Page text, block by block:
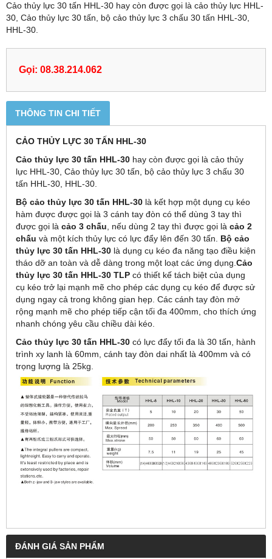
Cảo thủy lực 30 tấn HHL-30 hay còn được gọi là cảo thủy lực HHL-
30, Cảo thủy lực 30 tấn, bộ cảo thủy lực 3 chấu 30 tấn HHL-30,
HHL-30.
Gọi: 08.38.214.062
THÔNG TIN CHI TIẾT
CẢO THỦY LỰC 30 TẤN HHL-30
Cảo thủy lực 30 tấn HHL-30 hay còn được gọi là cảo thủy
lực HHL-30, Cảo thủy lực 30 tấn, bộ cảo thủy lực 3 chấu 30
tấn HHL-30, HHL-30.
Bộ cảo thủy lực 30 tấn HHL-30 là kết hợp một dụng cụ kéo
hàm được được gọi là 3 cánh tay đòn có thể dùng 3 tay thì
được gọi là cảo 3 chấu , nếu dùng 2 tay thì được gọi là cảo 2
chấu và một kích thủy lực có lực đẩy lên đến 30 tấn. Bộ cảo
thủy lực 30 tấn HHL-30 là dụng cụ kéo đa năng tạo điều kiện
tháo dỡ an toàn và dễ dàng trong một loạt các ứng dụng. Cảo
thủy lực 30 tấn HHL-30 TLP có thiết kế tách biệt của dụng
cụ kéo trở lại mạnh mẽ cho phép các dụng cụ kéo để được sử
dụng ngay cả trong không gian hẹp. Các cánh tay đòn mở
rộng mạnh mẽ cho phép tiếp cận tối đa 400mm, cho thích ứng
nhanh chóng yêu cầu chiều dài kéo.
Cảo thủy lực 30 tấn HHL-30 có lực đẩy tối đa là 30 tấn, hành
trình xy lanh là 60mm, cánh tay đòn dai nhất là 400mm và có
trọng lượng là 25kg.
ĐÁNH GIÁ SẢN PHẨM